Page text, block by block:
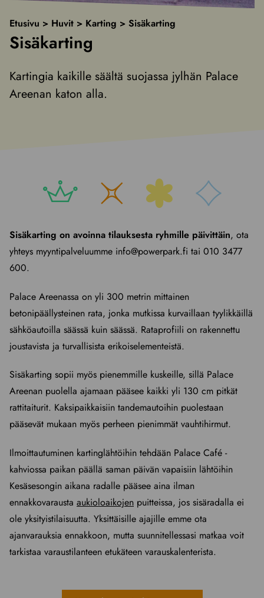
Etusivu > Huvit > Karting > Sisäkarting
Sisäkarting
Kartingia kaikille säältä suojassa jylhän Palace
Areenan katon alla.
Sisäkarting on avoinna tilauksesta ryhmille päivittäin, ota
yhteys myyntipalveluumme info@powerpark.fi tai 010 3477
600.
Palace Areenassa on yli 300 metrin mittainen
betonipäällysteinen rata, jonka mutkissa kurvaillaan tyylikkäillä
sähköautoilla säässä kuin säässä. Rataprofiili on rakennettu
joustavista ja turvallisista erikoiselementeistä.
Sisäkarting sopii myös pienemmille kuskeille, sillä Palace
Areenan puolella ajamaan pääsee kaikki yli 130 cm pitkät
rattitaiturit. Kaksipaikkaisiin tandemautoihin puolestaan
pääsevät mukaan myös perheen pienimmät vauhtihirmut.
Ilmoittautuminen kartinglähtöihin tehdään Palace Café -
kahviossa paikan päällä saman päivän vapaisiin lähtöihin
Kesäsesongin aikana radalle pääsee aina ilman
ennakkovarausta aukioloaikojen puitteissa, jos sisäradalla ei
ole yksityistilaisuutta. Yksittäisille ajajille emme ota
ajanvarauksia ennakkoon, mutta suunnitellessasi matkaa voit
tarkistaa varaustilanteen etukäteen varauskalenterista.